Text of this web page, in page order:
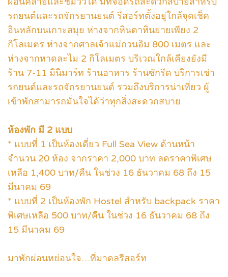
รถยนต์และรถจักรยานยนต์ รีสอร์ทตั้งอยู่ใกล้จุดเช็ค
อินหลักบนเกาะสมุย ห่างจากหินตาหินยายเพียง 2
กิโลเมตร ห่างจากศาลเจ้าแม่กวนอิม 800 เมตร และ
ห่างจากหาดละไม 2 กิโลเมตร บริเวณใกล้เคียงยังมี
ร้าน 7-11 มินิมาร์ท ร้านอาหาร ร้านซักรีด บริการเช่า
รถยนต์และรถจักรยานยนต์ รวมถึงบริการน่าเที่ยว ผู้
เข้าพักสามารถมั่นใจได้ว่าทุกสิ่งสะดวกสบาย
ห้องพัก มี 2 แบบ
* แบบที่ 1 เป็นห้องเดี่ยว Full Sea View ด้านหน้า
จำนวน 20 ห้อง จากราคา 2,000 บาท ลดราคาพิเศษ
เหลือ 1,400 บาท/คืน ในช่วง 16 ธันวาคม 68 ถึง 15
มีนาคม 69
* แบบที่ 2 เป็นห้องพัก Hostel สำหรับ backpack ราคา
พิเศษเหลือ 500 บาท/คืน ในช่วง 16 ธันวาคม 68 ถึง
15 มีนาคม 69
มาพักผ่อนหย่อนใจ…ที่มาดลรีสอร์ท